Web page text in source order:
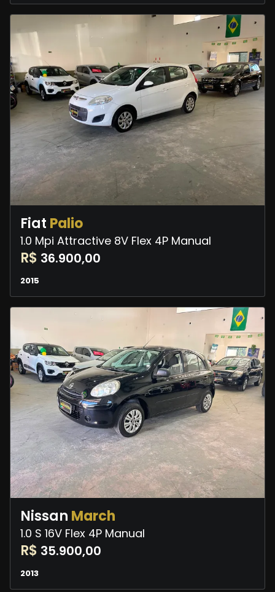
Fiat Palio
1.0 Mpi Attractive 8V Flex 4P Manual
R$ 36.900,00
2015
Nissan March
1.0 S 16V Flex 4P Manual
R$ 35.900,00
2013